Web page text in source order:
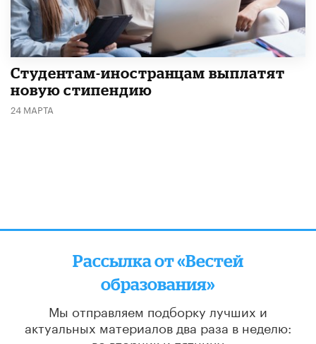
Студентам-иностранцам выплатят
новую стипендию
24 МАРТА
Рассылка от «Вестей
образования»
Мы отправляем подборку лучших и
актуальных материалов два раза в неделю: